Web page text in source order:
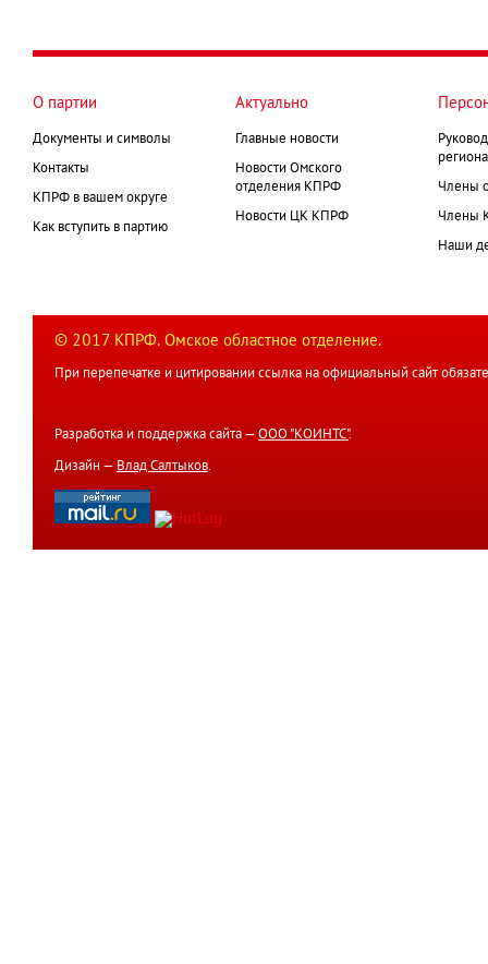
О партии
Документы и символы
Контакты
КПРФ в вашем округе
Как вступить в партию
Актуально
Главные новости
Новости Омского
отделения КПРФ
Новости ЦК КПРФ
Члены
Члены
Наши
© 2017 КПРФ. Омское областное отделение.
При перепечатке и цитировании ссылка на официальный сайт
Разработка и поддержка сайта — ООО "КОИНТС".
Дизайн — Влад Салтыков.